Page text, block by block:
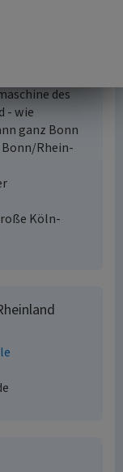
Club
Fahrrad -
des
- wie
ganz Bonn
Bonn/Rhein-
Köln-